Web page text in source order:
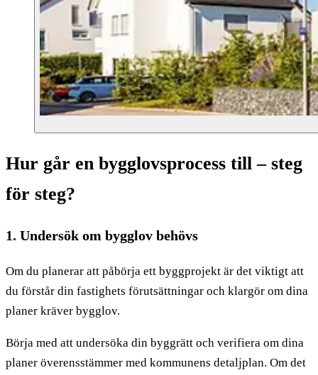
Hur går en bygglovsprocess till – steg
för steg?
1. Undersök om bygglov behövs
Om du planerar att påbörja ett byggprojekt är det viktigt att
du förstår din fastighets förutsättningar och klargör om dina
planer kräver bygglov.
Börja med att undersöka din byggrätt och verifiera om dina
planer överensstämmer med kommunens detaljplan. Om det